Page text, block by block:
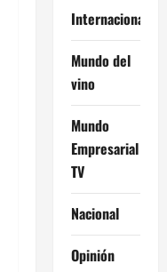
Internacional
Mundo del
vino
Mundo
Empresarial
TV
Nacional
Opinión